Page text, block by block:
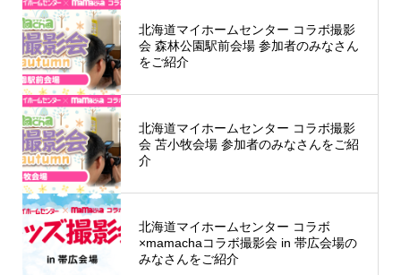
北海道マイホームセンター コラボ撮影
会 森林公園駅前会場 参加者のみなさん
をご紹介
北海道マイホームセンター コラボ撮影
会 苫小牧会場 参加者のみなさんをご紹
介
北海道マイホームセンター コラボ
×mamachaコラボ撮影会 in 帯広会場の
みなさんをご紹介